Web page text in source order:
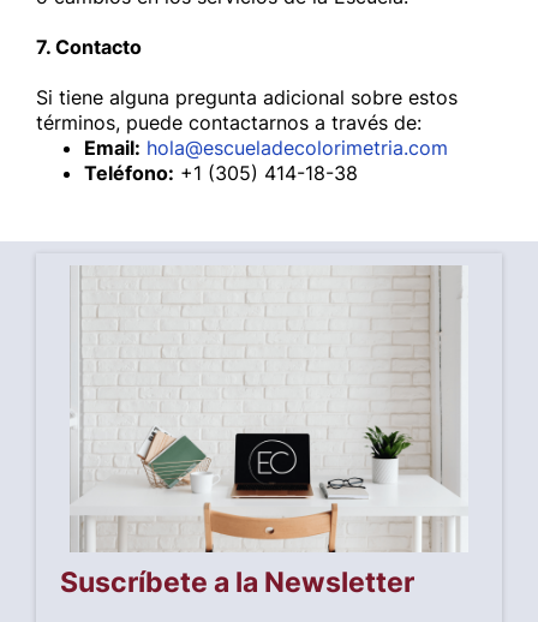
7. Contacto
Si tiene alguna pregunta adicional sobre estos
términos, puede contactarnos a través de:
Email: hola@escueladecolorimetria.com
Teléfono: +1 (305) 414-18-38
Suscríbete a la Newsletter